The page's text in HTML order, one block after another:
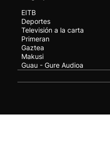
EITB
Deportes
Televisión a la carta
Primeran
Gaztea
Makusi
Guau - Gure Audioa